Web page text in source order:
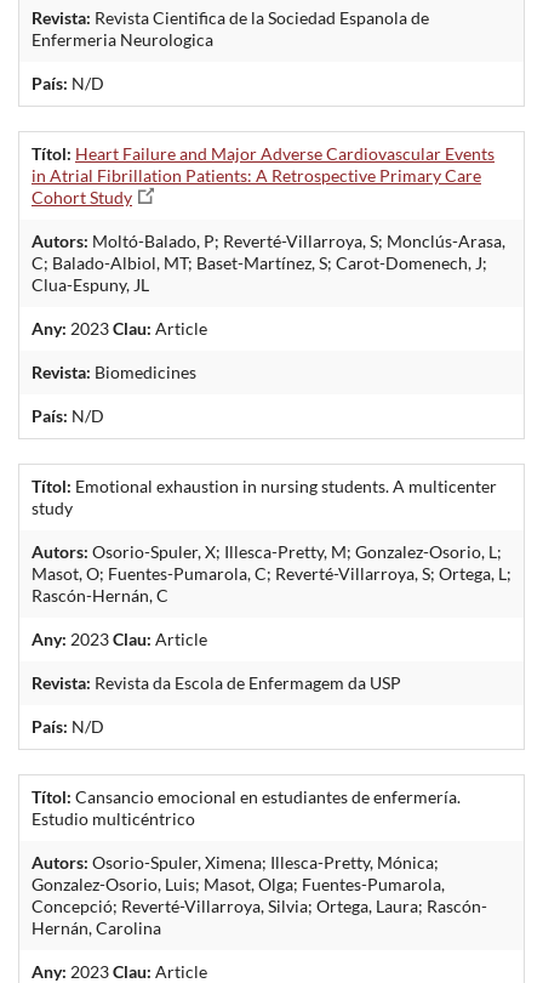
Revista: Revista Cientifica de la Sociedad Espanola de
Enfermeria Neurologica
País: N/D
Títol: Heart Failure and Major Adverse Cardiovascular Events
in Atrial Fibrillation Patients: A Retrospective Primary Care
Cohort Study
Autors: Moltó-Balado, P; Reverté-Villarroya, S; Monclús-Arasa,
C; Balado-Albiol, MT; Baset-Martínez, S; Carot-Domenech, J;
Clua-Espuny, JL
Any: 2023Clau: Article
Revista: Biomedicines
País: N/D
Títol: Emotional exhaustion in nursing students. A multicenter
study
Autors: Osorio-Spuler, X; Illesca-Pretty, M; Gonzalez-Osorio, L;
Masot, O; Fuentes-Pumarola, C; Reverté-Villarroya, S; Ortega, L;
Rascón-Hernán, C
Any: 2023Clau: Article
Revista: Revista da Escola de Enfermagem da USP
País: N/D
Títol: Cansancio emocional en estudiantes de enfermería.
Estudio multicéntrico
Autors: Osorio-Spuler, Ximena; Illesca-Pretty, Mónica;
Gonzalez-Osorio, Luis; Masot, Olga; Fuentes-Pumarola,
Concepció; Reverté-Villarroya, Silvia; Ortega, Laura; Rascón-
Hernán, Carolina
Any: 2023Clau: Article